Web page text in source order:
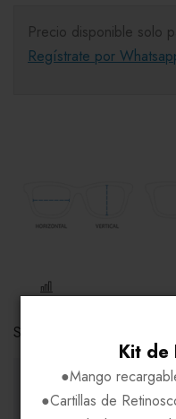
Kit de
●Mango
●Cartillas de
Precio disponible solo
Regístrate por
Share Link:
INFORMACIÓN